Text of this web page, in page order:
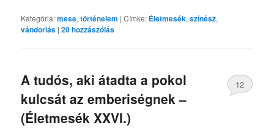
Kategória:mese,történelem |Címke: Életmesék,színész,
vándorlás |20hozzászólás
A tudós, aki átadta a pokol
kulcsát az emberiségnek –
(Életmesék XXVI.)
12